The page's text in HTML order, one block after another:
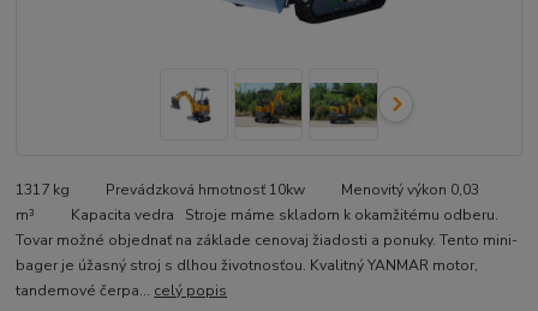
1317 kg Prevádzková hmotnosť 10kw Menovitý výkon 0,03
m³ Kapacita vedra Stroje máme skladom k okamžitému odberu.
Tovar možné objednať na základe cenovaj žiadosti a ponuky. Tento mini-
bager je úžasný stroj s dlhou životnosťou. Kvalitný YANMAR motor,
tandemové čerpa... celý popis